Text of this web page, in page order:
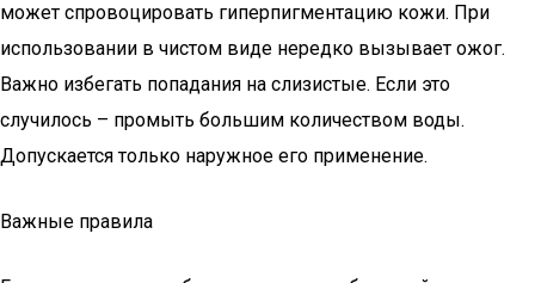
может спровоцировать гиперпигментацию кожи. При
использовании в чистом виде нередко вызывает ожог.
Важно избегать попадания на слизистые. Если это
случилось – промыть большим количеством воды.
Допускается только наружное его применение.
Важные правила